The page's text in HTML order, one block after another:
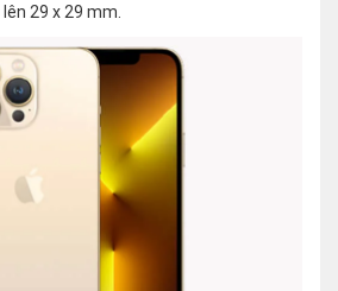
29 x 29 mm.